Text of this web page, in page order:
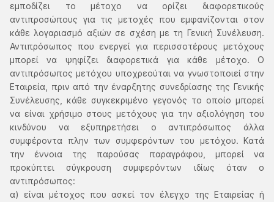
εμποδίζει το μέτοχο να ορίζει διαφορετικούς
αντιπροσώπους για τις μετοχές που εμφανίζονται στον
κάθε λογαριασμό αξιών σε σχέση με τη Γενική Συνέλευση.
Αντιπρόσωπος που ενεργεί για περισσοτέρους μετόχους
μπορεί να ψηφίζει διαφορετικά για κάθε μέτοχο. Ο
αντιπρόσωπος μετόχου υποχρεούται να γνωστοποιεί στην
Εταιρεία, πριν από την έναρξητης συνεδρίασης της Γενικής
Συνέλευσης, κάθε συγκεκριμένο γεγονός το οποίο μπορεί
να είναι χρήσιμο στους μετόχους για την αξιολόγηση του
κινδύνου να εξυπηρετήσει ο αντιπρόσωπος άλλα
συμφέροντα πλην των συμφερόντων του μετόχου. Κατά
την έννοια της παρούσας παραγράφου, μπορεί να
προκύπτει σύγκρουση συμφερόντων ιδίως όταν ο
αντιπρόσωπος:
α) είναι μέτοχος που ασκεί τον έλεγχο της Εταιρείας ή